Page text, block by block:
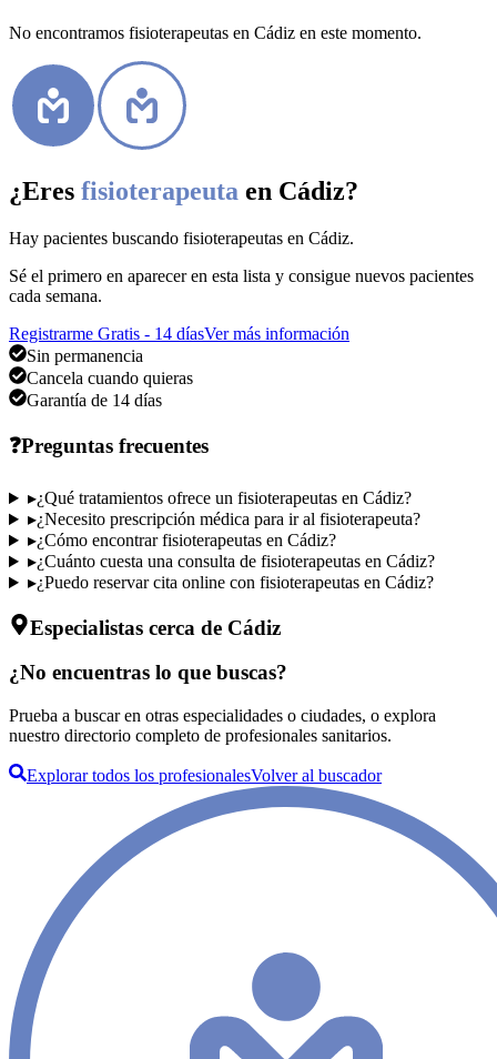
No encontramos fisioterapeutas en Cádiz en este momento.
¿Eres fisioterapeuta en Cádiz?
Hay pacientes buscando fisioterapeutas en Cádiz.
Sé el primero en aparecer en esta lista y consigue nuevos pacientes
cada semana.
Registrarme Gratis - 14 díasVer más información
Sin permanencia
Cancela cuando quieras
Garantía de 14 días
❓Preguntas frecuentes
▸¿Qué tratamientos ofrece un fisioterapeutas en Cádiz?
▸¿Necesito prescripción médica para ir al fisioterapeuta?
▸¿Cómo encontrar fisioterapeutas en Cádiz?
▸¿Cuánto cuesta una consulta de fisioterapeutas en Cádiz?
▸¿Puedo reservar cita online con fisioterapeutas en Cádiz?
Especialistas cerca de Cádiz
¿No encuentras lo que buscas?
Prueba a buscar en otras especialidades o ciudades, o explora
nuestro directorio completo de profesionales sanitarios.
Explorar todos los profesionalesVolver al buscador